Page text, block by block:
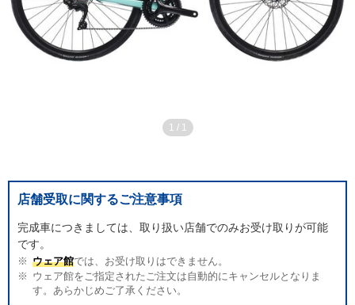
1 / 1
店舗受取に関するご注意事項
完成車につきましては、取り扱い店舗でのみお受け取りが可能
です。
ウェア館では、お受け取りはできません。
ウェア館をご指定されたご注文は自動的にキャンセルとなりま
す。あらかじめご了承ください。